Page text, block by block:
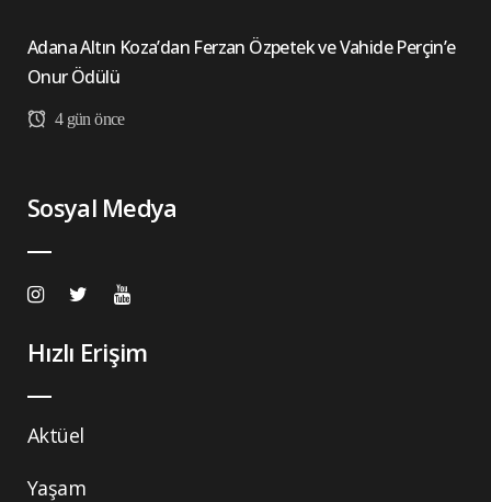
Adana Altın Koza’dan Ferzan Özpetek ve Vahide Perçin’e
Onur Ödülü
4 gün önce
Sosyal Medya
Hızlı Erişim
Aktüel
Yaşam